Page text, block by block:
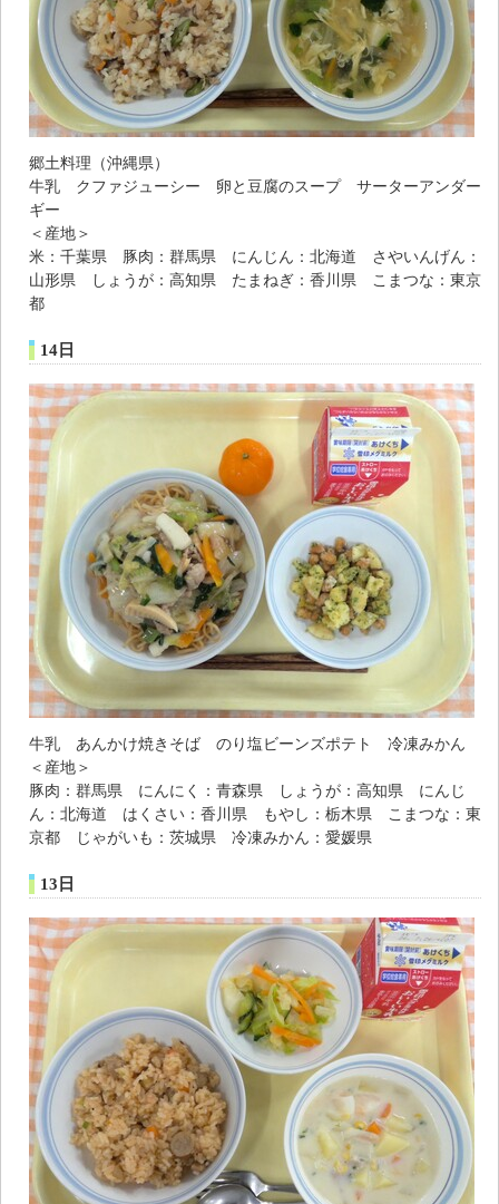
郷土料理（沖縄県）
牛乳 クファジューシー 卵と豆腐のスープ サーターアンダー
ギー
＜産地＞
米：千葉県 豚肉：群馬県 にんじん：北海道 さやいんげん：
山形県 しょうが：高知県 たまねぎ：香川県 こまつな：東京
都
14日
牛乳 あんかけ焼きそば のり塩ビーンズポテト 冷凍みかん
＜産地＞
豚肉：群馬県 にんにく：青森県 しょうが：高知県 にんじ
ん：北海道 はくさい：香川県 もやし：栃木県 こまつな：東
京都 じゃがいも：茨城県 冷凍みかん：愛媛県
13日